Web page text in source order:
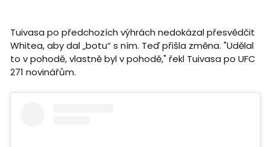
Tuivasa po předchozích výhrách nedokázal přesvědčit
Whitea, aby dal „botu“ s ním. Teď přišla změna. "Udělal
to v pohodě, vlastně byl v pohodě," řekl Tuivasa po UFC
271 novinářům.